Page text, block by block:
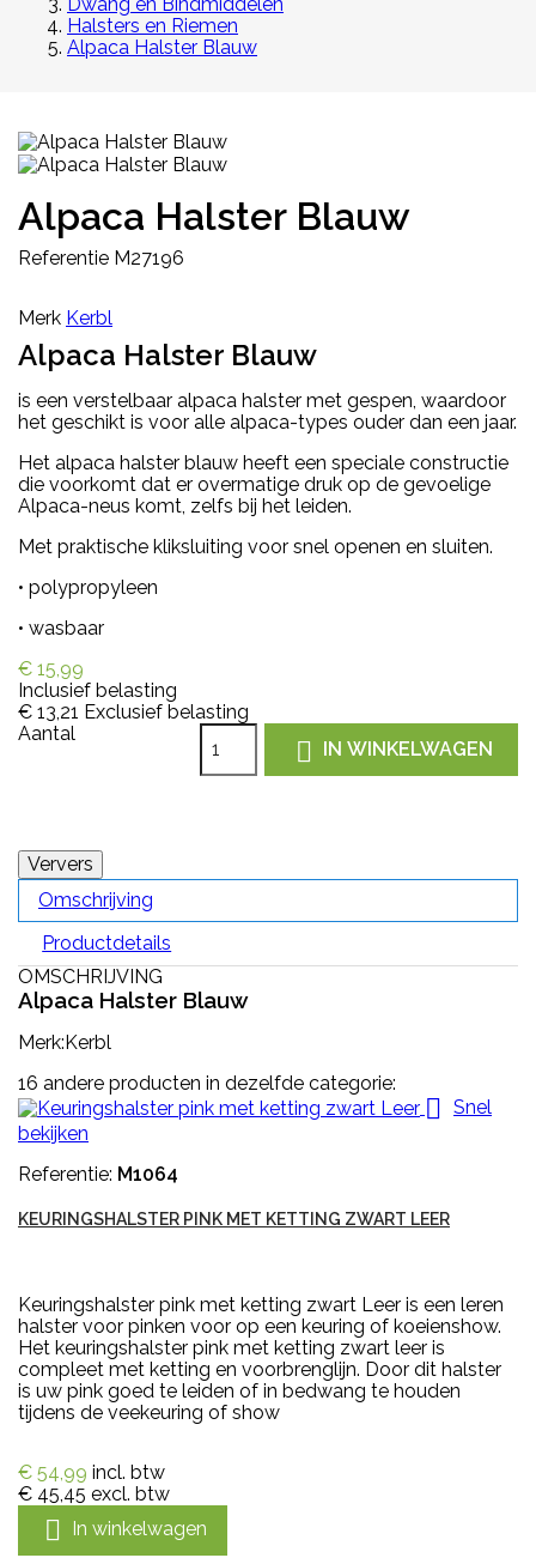
Halsters en Riemen
Alpaca Halster Blauw
Alpaca Halster Blauw
Referentie M27196
Merk Kerbl
Alpaca Halster Blauw
is een verstelbaar alpaca halster met gespen, waardoor
het geschikt is voor alle alpaca-types ouder dan een jaar.
Het alpaca halster blauw heeft een speciale constructie
die voorkomt dat er overmatige druk op de gevoelige
Alpaca-neus komt, zelfs bij het leiden.
Met praktische kliksluiting voor snel openen en sluiten.
• polypropyleen
• wasbaar
€ 15,99
Inclusief belasting
€ 13,21 Exclusief belasting
Aantal
 IN WINKELWAGEN
Omschrijving
Productdetails
OMSCHRIJVING
Alpaca Halster Blauw
Merk:Kerbl
16 andere producten in dezelfde categorie:
 Snel
bekijken
Referentie: M1064
KEURINGSHALSTER PINK MET KETTING ZWART LEER
Keuringshalster pink met ketting zwart Leer is een leren
halster voor pinken voor op een keuring of koeienshow.
Het keuringshalster pink met ketting zwart leer is
compleet met ketting en voorbrenglijn. Door dit halster
is uw pink goed te leiden of in bedwang te houden
tijdens de veekeuring of show
€ 54,99 incl. btw
€ 45,45 excl. btw
 In winkelwagen